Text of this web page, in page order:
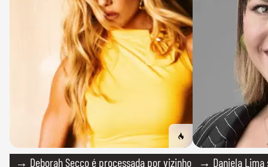
→ Deborah Secco é processada por vizinho → Daniela Lima